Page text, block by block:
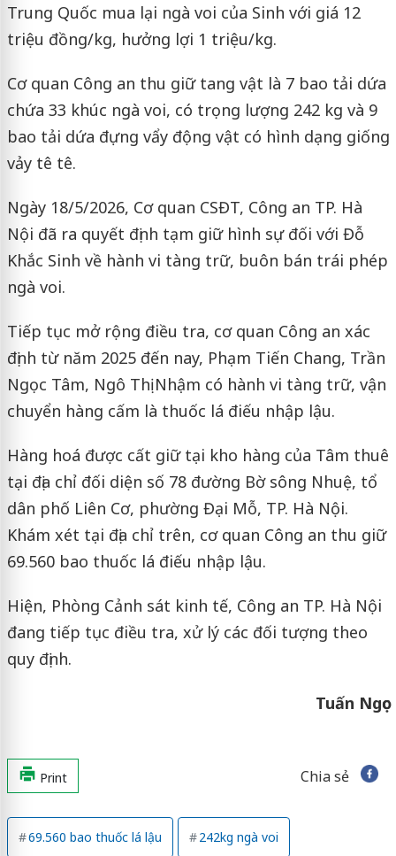
Trung Quốc mua lại ngà voi của Sinh với giá 12
triệu đồng/kg, hưởng lợi 1 triệu/kg.
Cơ quan Công an thu giữ tang vật là 7 bao tải dứa
chứa 33 khúc ngà voi, có trọng lượng 242 kg và 9
bao tải dứa đựng vẩy động vật có hình dạng giống
vảy tê tê.
Ngày 18/5/2026, Cơ quan CSĐT, Công an TP. Hà
Nội đã ra quyết định tạm giữ hình sự đối với Đỗ
Khắc Sinh về hành vi tàng trữ, buôn bán trái phép
ngà voi.
Tiếp tục mở rộng điều tra, cơ quan Công an xác
định từ năm 2025 đến nay, Phạm Tiến Chang, Trần
Ngọc Tâm, Ngô Thị Nhậm có hành vi tàng trữ, vận
chuyển hàng cấm là thuốc lá điếu nhập lậu.
Hàng hoá được cất giữ tại kho hàng của Tâm thuê
tại địa chỉ đối diện số 78 đường Bờ sông Nhuệ, tổ
dân phố Liên Cơ, phường Đại Mỗ, TP. Hà Nội.
Khám xét tại địa chỉ trên, cơ quan Công an thu giữ
69.560 bao thuốc lá điếu nhập lậu.
Hiện, Phòng Cảnh sát kinh tế, Công an TP. Hà Nội
đang tiếp tục điều tra, xử lý các đối tượng theo
quy định.
Tuấn Ngọc
Print Chia sẻ
69.560 bao thuốc lá lậu 242kg ngà voi